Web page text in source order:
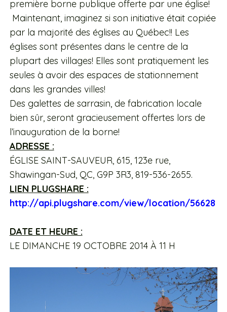
première borne publique offerte par une église!
Maintenant, imaginez si son initiative était copiée
par la majorité des églises au Québec!! Les
églises sont présentes dans le centre de la
plupart des villages! Elles sont pratiquement les
seules à avoir des espaces de stationnement
dans les grandes villes!
Des galettes de sarrasin, de fabrication locale
bien sûr, seront gracieusement offertes lors de
l’inauguration de la borne!
ADRESSE :
ÉGLISE SAINT-SAUVEUR, 615, 123e rue,
Shawingan-Sud, QC, G9P 3R3, 819-536-2655.
LIEN PLUGSHARE :
http://api.plugshare.com/view/location/56628
DATE ET HEURE :
LE DIMANCHE 19 OCTOBRE 2014 À 11 H